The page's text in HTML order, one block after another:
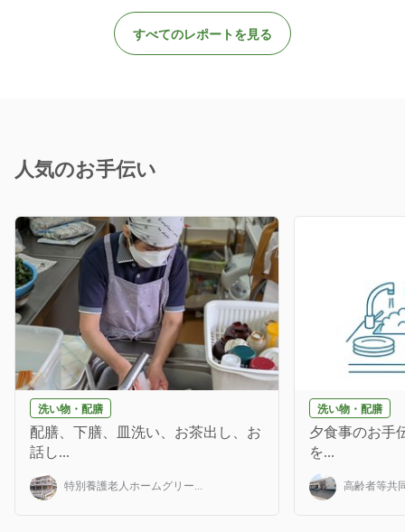
すべてのレポートを見る
人気のお手伝い
洗い物・配膳
配膳、下膳、皿洗い、お茶出し、お
話し...
特別養護老人ホームグリー...
洗い物・配膳
夕食事のお手
を...
高齢者等共